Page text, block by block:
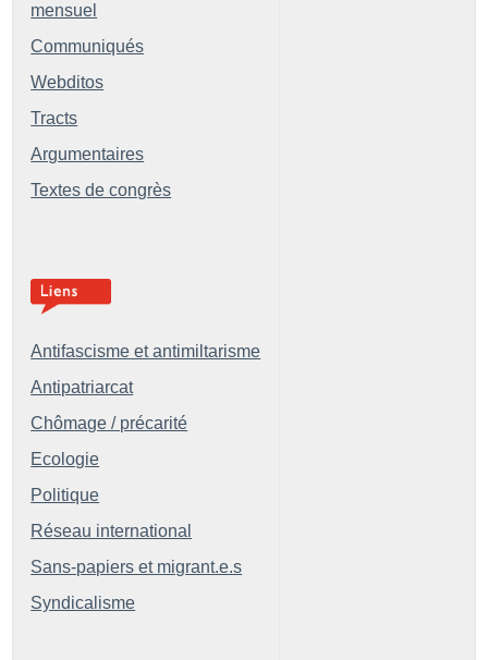
mensuel
Communiqués
Webditos
Tracts
Argumentaires
Textes de congrès
Antifascisme et antimiltarisme
Antipatriarcat
Chômage / précarité
Ecologie
Politique
Réseau international
Sans-papiers et migrant.e.s
Syndicalisme